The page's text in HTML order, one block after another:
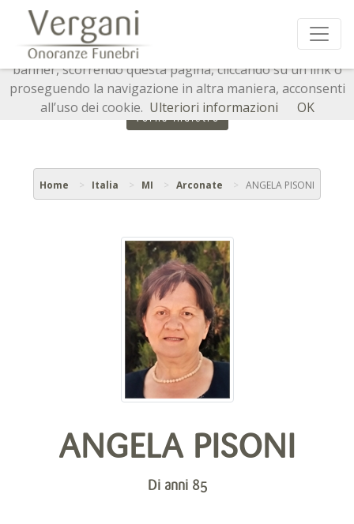
Torna indietro
Home Italia MI Arconate ANGELA PISONI
ANGELA PISONI
Di anni 85
Questo sito o gli strumenti terzi da questo utilizzati si
avvalgono di cookie necessari al funzionamento ed utili
alle finalità illustrate nella cookie policy. Chiudendo questo
banner, scorrendo questa pagina, cliccando su un link o
proseguendo la navigazione in altra maniera, acconsenti
all’uso dei cookie. Ulteriori informazioni OK